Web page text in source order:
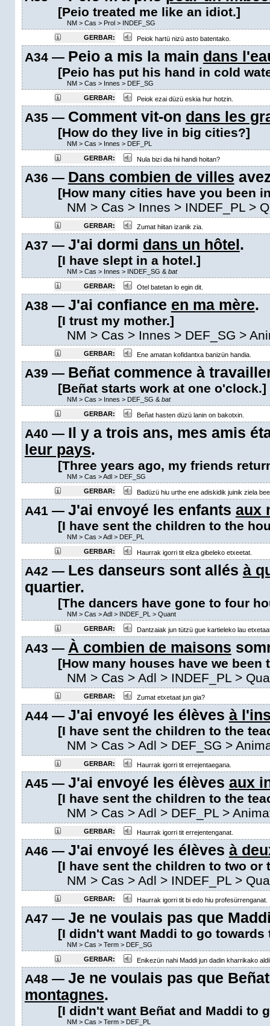
[Peio treated me like an idiot.]
NM> Cas > Prol> INDEF_SG
GERBAR:
Peiok hartü nizü asto batentako.
A34 — Peio a mis la main dans
[Peio has put his hand in cold
NM> Cas > Innes > DEF_SG
GERBAR:
Peiok ezai düzü eskia hur hotzin.
A35 — Comment vit-on dans les
[How do they live in big cities?]
NM> Cas > Innes > DEF_PL
GERBAR:
Nula bizi dia hii handi hoitan?
A36 — Dans combien de villes
[How many cities have you been
NM > Cas > Innes > INDEF_PL>
GERBAR: Zumat hiitan izanik zia.
A37 — J'ai dormi dans un hôtel .
[I have slept in a hotel.]
NM> Cas > Innes > INDEF_SG & bat
GERBAR:
Otel batetan lo egin dit.
A38 — J'ai confiance en ma mère.
[I trust my mother.]
NM > Cas > Innes > DEF_SG >
GERBAR: Ene amatan kofidantxa banizün handia.
A39 — Beñat commence à
[Beñat starts work at one o'clock.]
NM> Cas > Innes > DEF_SG & bat
GERBAR:
Beñat hasten düzü lanin on bakotxin.
A40 — Il y a trois ans, mes amis
leur pays.
[Three years ago, my friends
NM> Cas >Adl> DEF_SG
GERBAR:
Badüzü hiu urthe ene adiskidik juinik ziela
A41 — J'ai envoyé les enfants aux
[I have sent the children to the
NM> Cas >Adl> DEF_PL
GERBAR:
Haurrak igorri tit eliza gibeleko etxeetat.
A42 — Les danseurs sont allés à
quartier.
[The dancers have gone to four
NM> Cas >Adl> INDEF_PL > Quant
GERBAR:
Dantzaiak jun tützü gue kartieleko lau
A43 — À combien de maisons
[How many houses have we been
NM > Cas > Adl > INDEF_PL>
GERBAR: Zumat etxetaat jun gia?
A44 — J'ai envoyé les élèves à
[I have sent the children to the
NM > Cas > Adl > DEF_SG >
GERBAR: Haurrak igorri tit errejentaegana.
A45 — J'ai envoyé les élèves aux
[I have sent the children to the
NM > Cas > Adl > DEF_PL>
GERBAR: Haurrak igorri tit errejentenganat.
A46 — J'ai envoyé les élèves à
[I have sent the children to two or
NM > Cas > Adl > INDEF_PL>
GERBAR: Haurrak igorri tit bi edo hiu profesürrenganat.
A47 — Je ne voulais pas que
[I didn't want Maddi to go towards
NM> Cas > Term> DEF_SG
GERBAR:
Enikezün nahi Maddi jun dadin kharrikako
A48 — Je ne voulais pas que
montagnes.
[I didn't want Beñat and Maddi to
NM> Cas > Term> DEF_PL